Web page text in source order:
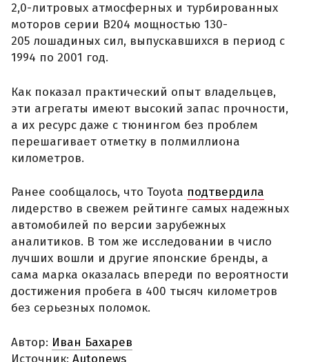
2,0-литровых атмосферных и турбированных
моторов серии B204 мощностью 130-
205 лошадиных сил, выпускавшихся в период с
1994 по 2001 год.
Как показал практический опыт владельцев,
эти агрегаты имеют высокий запас прочности,
а их ресурс даже с тюнингом без проблем
перешагивает отметку в полмиллиона
километров.
Ранее сообщалось, что Toyota подтвердила
лидерство в свежем рейтинге самых надежных
автомобилей по версии зарубежных
аналитиков. В том же исследовании в число
лучших вошли и другие японские бренды, а
сама марка оказалась впереди по вероятности
достижения пробега в 400 тысяч километров
без серьезных поломок.
Автор: Иван Бахарев
Источник: Autonews